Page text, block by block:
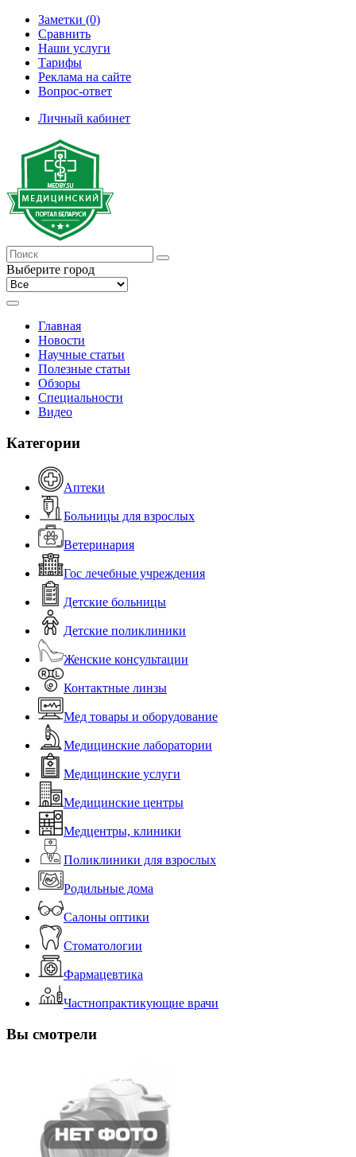
Заметки (0)
Сравнить
Наши услуги
Тарифы
Реклама на сайте
Вопрос-ответ
Личный кабинет
Выберите город
Главная
Новости
Научные статьи
Полезные статьи
Обзоры
Специальности
Видео
Категории
Аптеки
Больницы для взрослых
Ветеринария
Гос лечебные учреждения
Детские больницы
Детские поликлиники
Женские консультации
Контактные линзы
Мед товары и оборудование
Медицинские лаборатории
Медицинские услуги
Медицинские центры
Медцентры, клиники
Поликлиники для взрослых
Родильные дома
Салоны оптики
Стоматологии
Фармацевтика
Частнопрактикующие врачи
Вы смотрели